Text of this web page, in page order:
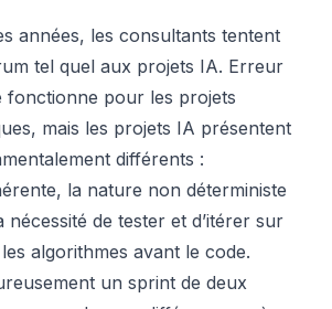
années, les consultants tentent
tel quel aux projets IA. Erreur
fonctionne pour les projets
mais les projets IA présentent
différents :
la nature non déterministe
nécessité de tester et d’itérer sur
algorithmes avant le code.
un sprint de deux